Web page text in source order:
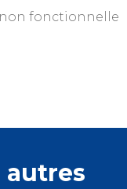
non fonctionnelle
autres